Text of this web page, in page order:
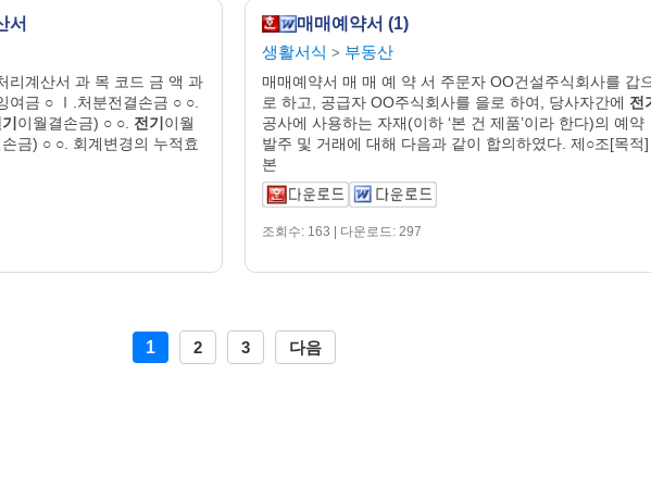
서
리계산서 과 목 코드 금 액 과
여금 ○ Ⅰ.처분전결손금 ○ ○.
이월결손금) ○ ○. 전기이월
금) ○ ○. 회계변경의 누적효
매매예약서 (1)
생활서식 > 부동산
매매예약서 매 매 예 약 서 주문자 OO건설주식회사를 갑
로 하고, 공급자 OO주식회사를 을로 하여, 당사자간에 전
공사에 사용하는 자재(이하 ‘본 건 제품’이라 한다)의 예약
발주 및 거래에 대해 다음과 같이 합의하였다. 제○조[목적]
본
조회수: 163 | 다운로드: 297
1 2 3 다음